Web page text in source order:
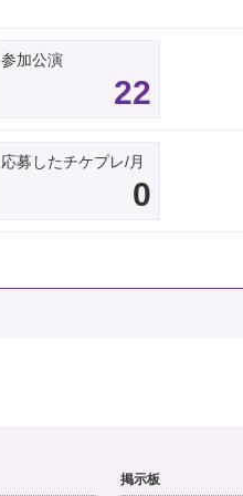
参加公演
22
応募したチケプレ/月
0
掲示板